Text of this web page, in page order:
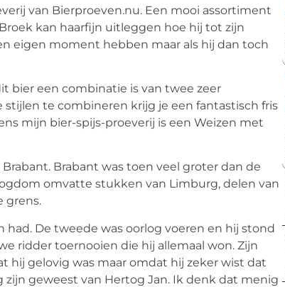
van Bierproeven.nu. Een mooi assortiment
kan haarfijn uitleggen hoe hij tot zijn
eigen moment hebben maar als hij dan toch
bier een combinatie is van twee zeer
stijlen te combineren krijg je een fantastisch fris
mijn bier-spijs-proeverij is een Weizen met
Brabant was toen veel groter dan de
omvatte stukken van Limburg, delen van
grens.
had. De tweede was oorlog voeren en hij stond
ridder toernooien die hij allemaal won. Zijn
hij gelovig was maar omdat hij zeker wist dat
geweest van Hertog Jan. Ik denk dat menig